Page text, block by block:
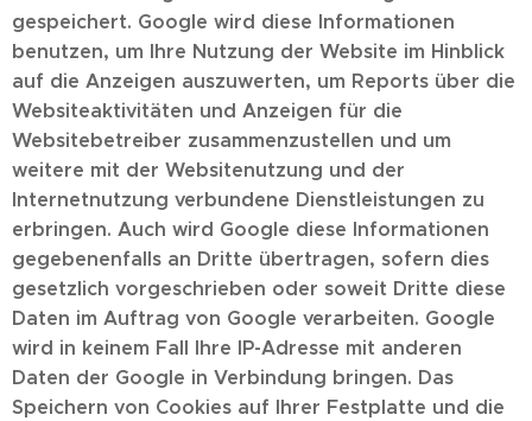
gespeichert. Google wird diese Informationen
benutzen, um Ihre Nutzung der Website im Hinblick
auf die Anzeigen auszuwerten, um Reports über die
Websiteaktivitäten und Anzeigen für die
Websitebetreiber zusammenzustellen und um
weitere mit der Websitenutzung und der
Internetnutzung verbundene Dienstleistungen zu
erbringen. Auch wird Google diese Informationen
gegebenenfalls an Dritte übertragen, sofern dies
gesetzlich vorgeschrieben oder soweit Dritte diese
Daten im Auftrag von Google verarbeiten. Google
wird in keinem Fall Ihre IP-Adresse mit anderen
Daten der Google in Verbindung bringen. Das
Speichern von Cookies auf Ihrer Festplatte und die